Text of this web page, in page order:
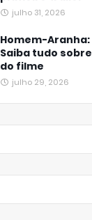
julho 31, 2026
Homem-Aranha:
Saiba tudo
do filme
julho 29, 2026